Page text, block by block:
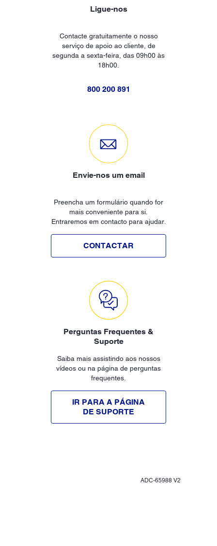
Ligue-nos
Contacte gratuitamente o nosso
serviço de apoio ao cliente, de
segunda a sexta-feira, das 09h00 às
18h00.
800 200 891
Envie-nos um email
Preencha um formulário quando for
mais conveniente para si.
Entraremos em contacto para ajudar.
CONTACTAR
Perguntas Frequentes &
Suporte
Saiba mais assistindo aos nossos
vídeos ou na página de perguntas
frequentes.
IR PARA A PÁGINA
DE SUPORTE
ADC-65988 V2